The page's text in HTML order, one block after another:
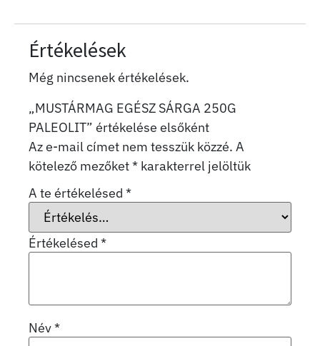
Értékelések
Még nincsenek értékelések.
„MUSTÁRMAG EGÉSZ SÁRGA 250G
PALEOLIT” értékelése elsőként
Az e-mail címet nem tesszük közzé. A
kötelező mezőket* karakterrel jelöltük
A te értékelésed *
Értékelésed *
Név*